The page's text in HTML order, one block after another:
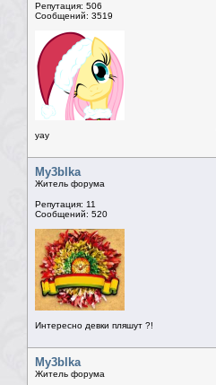
Репутация: 506
Сообщений: 3519
yay
My3blka
Житель форума
Репутация: 11
Сообщений: 520
Интересно девки пляшут ?!
My3blka
Житель форума